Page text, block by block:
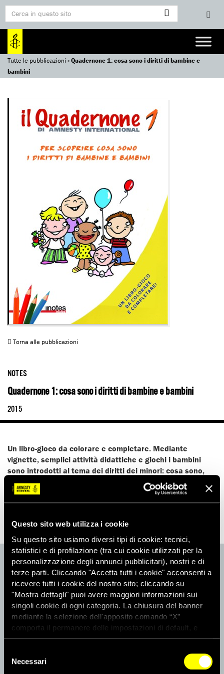
Questo sito web utilizza i cookie
Su questo sito usiamo diversi tipi di cookie: tecnici,
statistici e di profilazione (tra cui cookie utilizzati per la
personalizzazione degli annunci pubblicitari), nostri e di
terze parti. Cliccando "Accetta tutti i cookie" acconsenti a
ricevere tutti i cookie del nostro sito; cliccando su
"Mostra dettagli" puoi avere maggiori informazioni sui
singoli cookie di ogni categoria. La chiusura del banner
mediante la selezione dell'apposito comando “X”
comporta il permanere delle impostazioni di default, e
dunque la continuazione della navigazione con i cookie
dei cookie attivi sul sito clicca
delNecessari
Tutte le pubblicazioni »Quadernone 1: cosa sono i diritti di bambine e
bambini
Torna alle pubblicazioni
NOTES
Quadernone 1: cosa sono i diritti di bambine e bambini
2015
Un libro-gioco da colorare e completare. Mediante
vignette, semplici attività didattiche e giochi i bambini
sono introdotti al tema dei diritti dei minori: cosa sono,
quali sono, chi li ha stabiliti e perché.
Testi di Amnesty International.
ACQUISTA
7,00 €
ACQUISTA
Per spedizioni fuori dall’Italia, vi preghiamo di contattarci